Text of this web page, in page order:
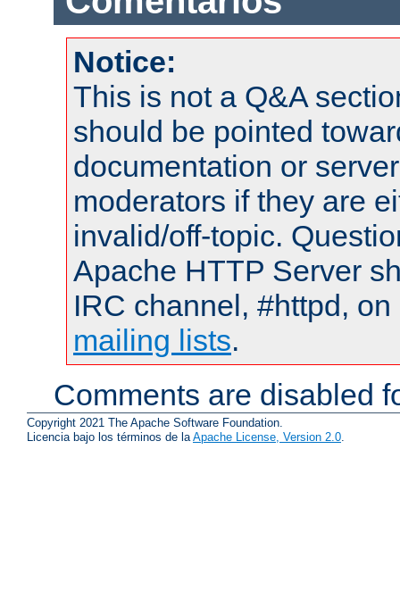
Notice:
This is not a Q&A
should be pointed
documentation or
moderators if they are
invalid/off-topic.
Apache HTTP Server
IRC channel, #httpd,
mailing lists.
Comments are disabled
Copyright 2021 The Apache Software Foundation.
Licencia bajo los términos de la Apache License, Version 2.0